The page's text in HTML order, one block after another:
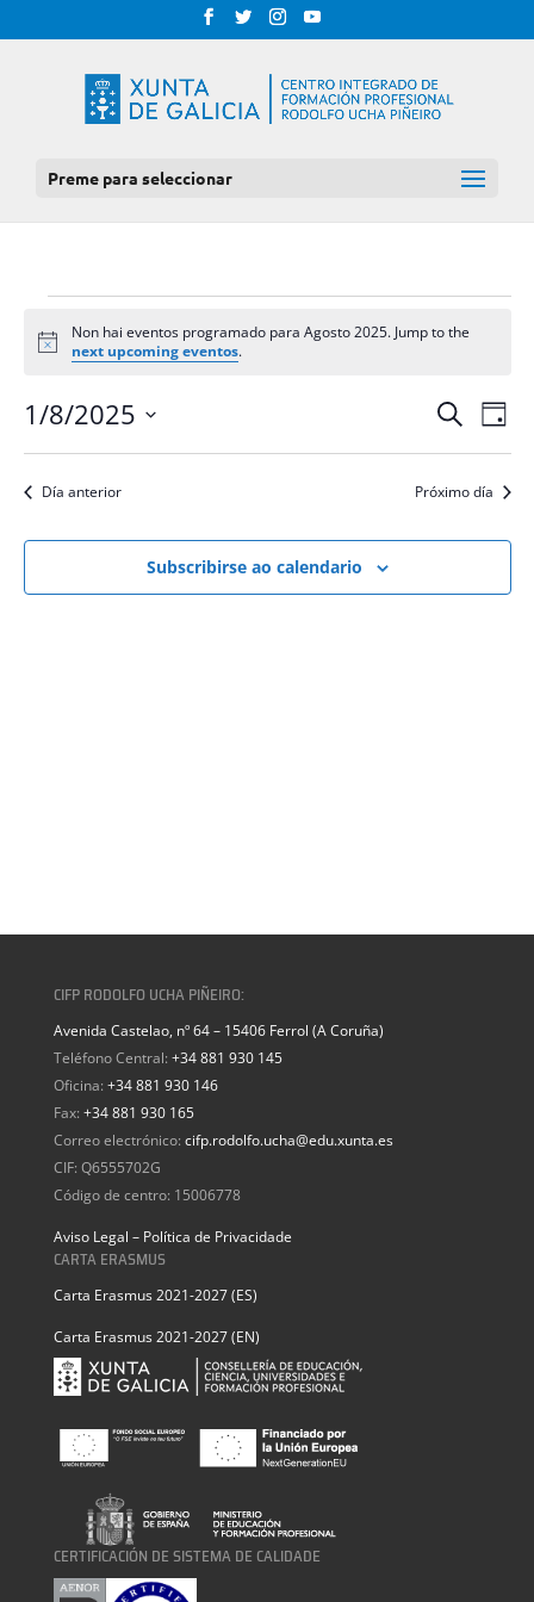
Preme para seleccionar
EVENTOS
FOR
AGOSTO
2025
Notice
Non hai eventos programado para Agosto 2025. Jump to the
next upcoming eventos.
DE
BUSCA
E
VISTAS
EVENTOS
Procurar
DE
DE
Día
1/8/2025
Día anterior Próximo día
Subscribirse ao calendario
CIFP RODOLFO UCHA PIÑEIRO:
Avenida Castelao, nº 64 – 15406 Ferrol (A Coruña)
Teléfono Central: +34 881 930 145
Oficina: +34 881 930 146
Fax: +34 881 930 165
Correo electrónico: cifp.rodolfo.ucha@edu.xunta.es
CIF: Q6555702G
Código de centro: 15006778
Aviso Legal – Política de Privacidade
CARTA ERASMUS
Carta Erasmus 2021-2027 (ES)
Carta Erasmus 2021-2027 (EN)
CERTIFICACIÓN DE SISTEMA DE CALIDADE